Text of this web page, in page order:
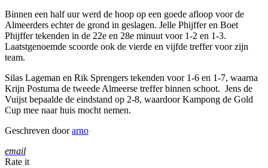
Binnen een half uur werd de hoop op een goede afloop voor de
Almeerders echter de grond in geslagen. Jelle Phijffer en Boet
Phijffer tekenden in de 22e en 28e minuut voor 1-2 en 1-3.
Laatstgenoemde scoorde ook de vierde en vijfde treffer voor zijn
team.
Silas Lageman en Rik Sprengers tekenden voor 1-6 en 1-7, waarna
Krijn Postuma de tweede Almeerse treffer binnen schoot. Jens de
Vuijst bepaalde de eindstand op 2-8, waardoor Kampong de Gold
Cup mee naar huis mocht nemen.
Geschreven doorarno
email
Rate it